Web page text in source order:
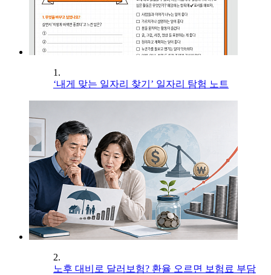
1.
‘내게 맞는 일자리 찾기’ 일자리 탐험 노트
2.
노후 대비로 달러보험? 환율 오르면 보험료 부담